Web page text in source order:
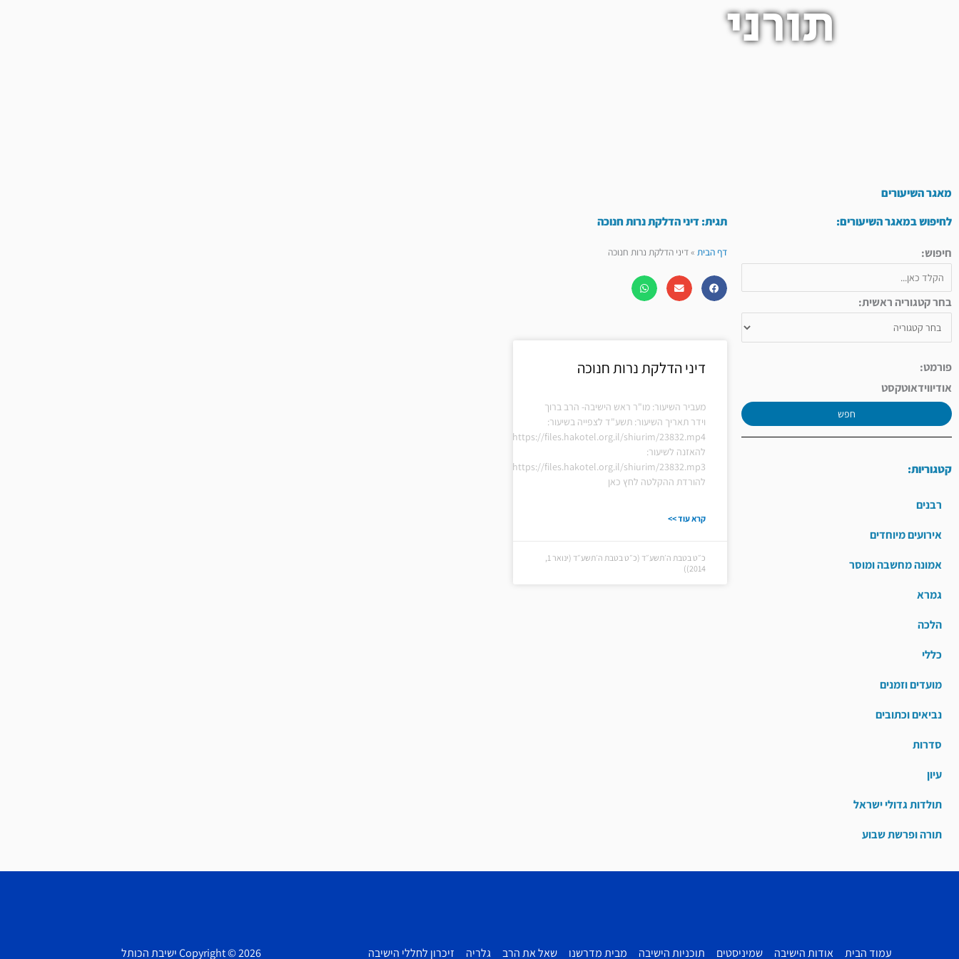
תורני
מאגר השיעורים
לחיפוש במאגר השיעורים:
חיפוש:
בחר קטגוריה ראשית:
פורמט:
אודיווידאוטקסט
חפש
קטגוריות:
רבנים
אירועים מיוחדים
אמונה מחשבה ומוסר
גמרא
הלכה
כללי
מועדים וזמנים
נביאים וכתובים
סדרות
עיון
תולדות גדולי ישראל
תורה ופרשת שבוע
תגית: דיני הדלקת נרות חנוכה
דף הבית»דיני הדלקת נרות חנוכה
דיני הדלקת נרות חנוכה
מעביר השיעור: מו"ר ראש הישיבה- הרב ברוך
וידר תאריך השיעור: תשע"ד לצפייה בשיעור:
https://files.hakotel.org.il/shiurim/23832.mp4
להאזנה לשיעור:
https://files.hakotel.org.il/shiurim/23832.mp3
להורדת ההקלטה לחץ כאן
קרא עוד >>
כ״ט בטבת ה׳תשע״ד (כ״ט בטבת ה׳תשע״ד (ינואר 1,
2014))
עמוד הבית אודות הישיבה שמיניסטים תוכניות הישיבה מבית מדרשנו שאל את הרב גלריה זיכרון לחללי הישיבה Copyright © 2026 ישיבת הכותל